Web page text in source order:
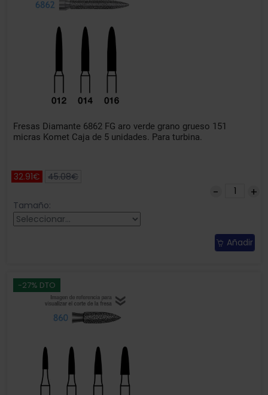
Fresas Diamante 6862 FG aro verde grano grueso 151
micras Komet Caja de 5 unidades. Para turbina.
32.91€ 45.08€
Tamaño:
Añadir
-27% DTO